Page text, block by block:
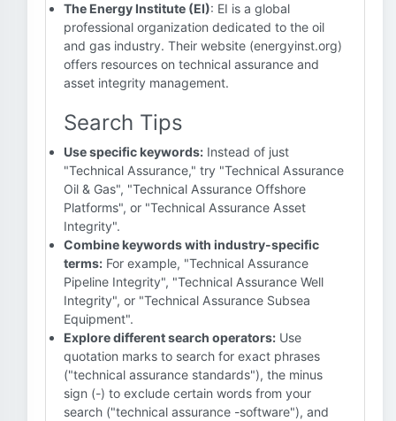
The Energy Institute (EI): EI is a global
professional organization dedicated to the oil
and gas industry. Their website (energyinst.org)
offers resources on technical assurance and
asset integrity management.
Search Tips
Use specific keywords: Instead of just
"Technical Assurance," try "Technical Assurance
Oil & Gas", "Technical Assurance Offshore
Platforms", or "Technical Assurance Asset
Integrity".
Combine keywords with industry-specific
terms: For example, "Technical Assurance
Pipeline Integrity", "Technical Assurance Well
Integrity", or "Technical Assurance Subsea
Equipment".
Explore different search operators: Use
quotation marks to search for exact phrases
("technical assurance standards"), the minus
sign (-) to exclude certain words from your
search ("technical assurance -software"), and